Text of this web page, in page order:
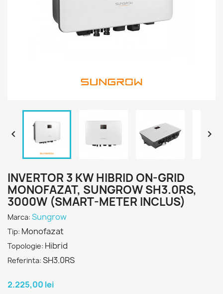
 
INVERTOR 3 KW HIBRID ON-GRID
MONOFAZAT, SUNGROW SH3.0RS,
3000W (SMART-METER INCLUS)
Marca: Sungrow
Tip: Monofazat
Topologie: Hibrid
Referinta: SH3.0RS
2.225,00 lei